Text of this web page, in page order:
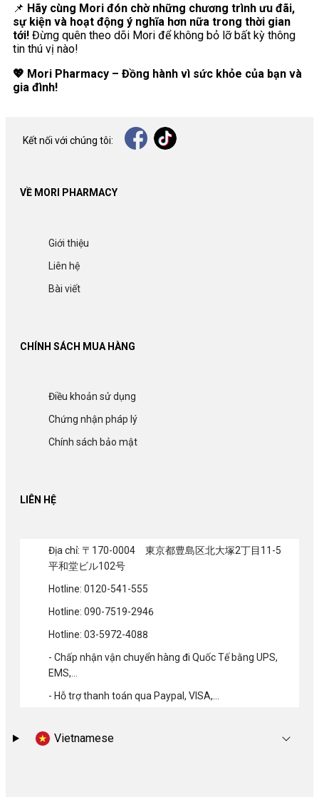
📌 Hãy cùng Mori đón chờ những chương trình ưu đãi,
sự kiện và hoạt động ý nghĩa hơn nữa trong thời gian
tới! Đừng quên theo dõi Mori để không bỏ lỡ bất kỳ thông
tin thú vị nào!
💖 Mori Pharmacy – Đồng hành vì sức khỏe của bạn và
gia đình!
VỀ MORI PHARMACY
Giới thiệu
Liên hệ
Bài viết
CHÍNH SÁCH MUA HÀNG
Điều khoản sử dụng
Chứng nhận pháp lý
Chính sách bảo mật
LIÊN HỆ
Địa chỉ: 〒170-0004 東京都豊島区北大塚2丁目11-5
平和堂ビル102号
Hotline: 0120-541-555
Hotline: 090-7519-2946
Hotline: 03-5972-4088
- Chấp nhận vận chuyển hàng đi Quốc Tế bằng UPS,
EMS,...
- Hỗ trợ thanh toán qua Paypal, VISA,...
Kết nối với chúng tôi:
Vietnamese